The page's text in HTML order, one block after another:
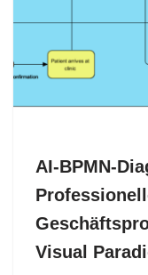
AI-BPMN-
Visual